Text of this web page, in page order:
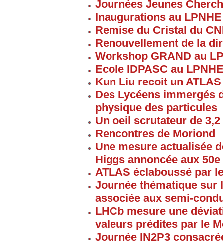
Journées Jeunes
Inaugurations au LPNHE
Remise du Cristal du
Renouvellement de la
Workshop GRAND au
Ecole IDPASC au LPNHE
Kun Liu recoit un
Des Lycéens immergés
physique des particules
Un oeil scrutateur de
Rencontres de Moriond
Une mesure actualisée
Higgs annoncée aux
ATLAS éclaboussé par
Journée thématique sur
associée aux semi-
LHCb mesure une
valeurs prédites par le
Journée IN2P3